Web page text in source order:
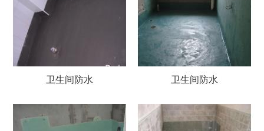
卫生间防水 卫生间防水